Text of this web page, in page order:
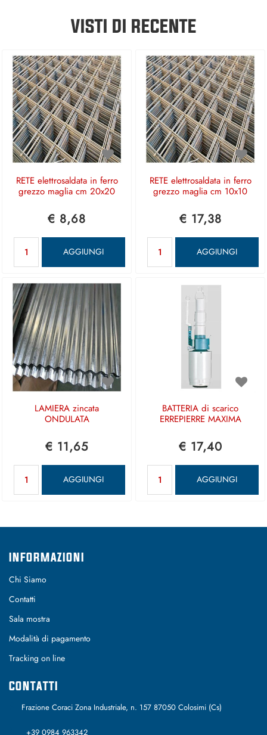
VISTI DI RECENTE
RETE elettrosaldata in ferro
grezzo maglia cm 20x20
€ 8,68
AGGIUNGI
RETE elettrosaldata in ferro
grezzo maglia cm 10x10
€ 17,38
AGGIUNGI
LAMIERA zincata
ONDULATA
€ 11,65
AGGIUNGI
BATTERIA di scarico
ERREPIERRE MAXIMA
€ 17,40
AGGIUNGI
INFORMAZIONI
Chi Siamo
Contatti
Sala mostra
Modalità di pagamento
Tracking on line
CONTATTI
Frazione Coraci Zona Industriale, n. 157 87050 Colosimi (Cs)
+39 0984 963342